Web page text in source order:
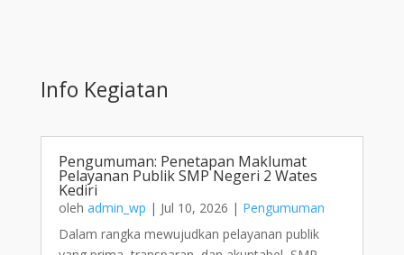
Info Kegiatan
Pengumuman: Penetapan Maklumat
Pelayanan Publik SMP Negeri 2 Wates
Kediri
oleh admin_wp | Jul 10, 2026 | Pengumuman
Dalam rangka mewujudkan pelayanan publik